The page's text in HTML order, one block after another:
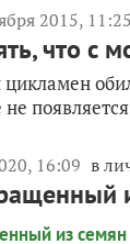
2015, 11:25
что с
16:09 в